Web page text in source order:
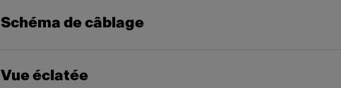
Schéma de câblage
Vue éclatée